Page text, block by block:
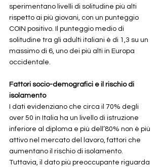
sperimentano livelli di solitudine più alti
rispetto ai più giovani, con un punteggio
COIN positivo. Il punteggio medio di
solitudine tra gli adulti italiani è di 1,3 su un
massimo di 6, uno dei più alti in Europa
occidentale.
Fattori socio-demografici e il rischio di
isolamento
I dati evidenziano che circa il 70% degli
over 50 in Italia ha un livello di istruzione
inferiore al diploma e più dell’80% non è più
attivo nel mercato del lavoro, fattori che
aumentano il rischio di isolamento.
Tuttavia, il dato più preoccupante riguarda